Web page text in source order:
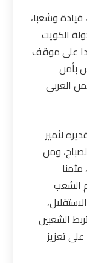
وشعبا،
الكويت
على موقف
بأمن
العربي
لأمير
ومن
الشعب
الشعبين
تعزيز